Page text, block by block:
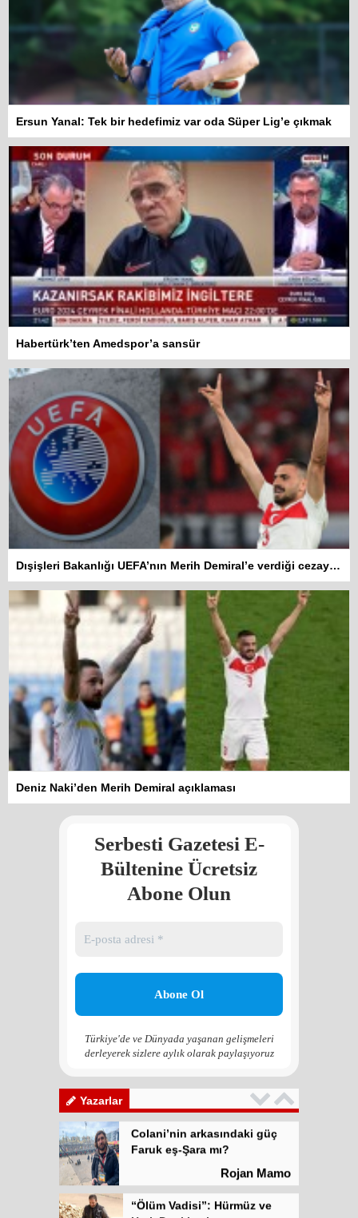
Ersun Yanal: Tek bir hedefimiz var oda Süper Lig’e çıkmak
Habertürk’ten Amedspor’a sansür
Dışişleri Bakanlığı UEFA’nın Merih Demiral’e verdiği cezayı eleştirdi
Deniz Naki’den Merih Demiral açıklaması
Serbesti Gazetesi E-
Bültenine Ücretsiz
Abone Olun
Türkiye'de ve Dünyada yaşanan gelişmeleri
derleyerek sizlere aylık olarak paylaşıyoruz
Yazarlar
Kadına şiddet “Devlet” eliyle
meşrulaştırılıyor
Atilla Yüceak
Colani’nin arkasındaki güç
Faruk eş-Şara mı?
Hark Denklemi
Çözüm Süreci’nin yeniden
Kadına şiddet “Devlet” eliyle
meşrulaştırılıyor
Atilla Yüceak
Colani’nin arkasındaki güç
Faruk eş-Şara mı?
Rojan Mamo
“Ölüm Vadisi”: Hürmüz ve